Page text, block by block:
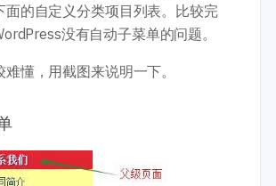
面的自定义分类项目列表。比较完
没有自动子菜单的问题。
懂，用截图来说明一下。